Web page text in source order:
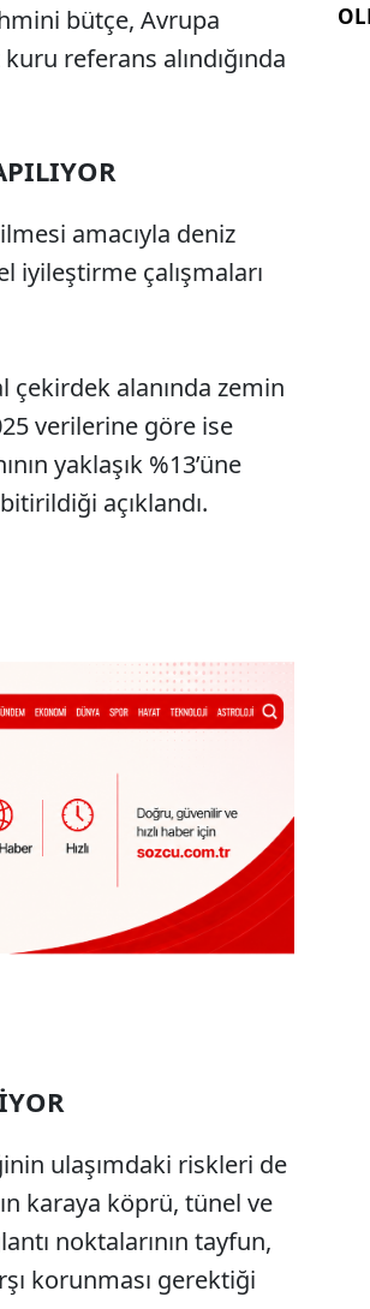
bütçe, Avrupa
referans alındığında
amacıyla deniz
iyileştirme çalışmaları
çekirdek alanında zemin
verilerine göre ise
yaklaşık %13’üne
açıklandı.
ulaşımdaki riskleri de
karaya köprü, tünel ve
noktalarının tayfun,
korunması gerektiği